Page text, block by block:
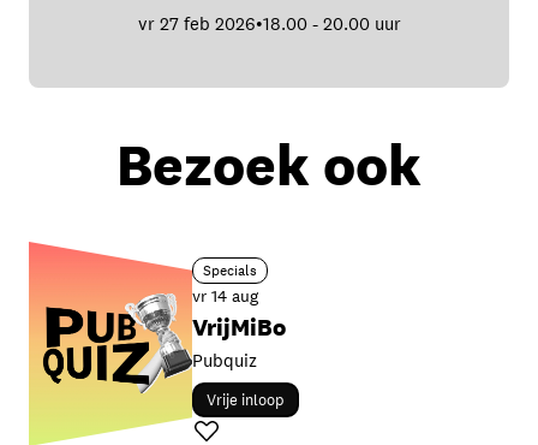
vr 27 feb 2026•18.00 - 20.00 uur
Bezoek ook
Specials
vr 14 aug
VrijMiBo
Pubquiz
Vrije inloop
Favoriet